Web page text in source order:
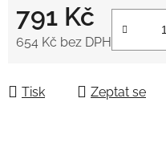
791 Kč
654 Kč bez DPH
Tisk Zeptat se